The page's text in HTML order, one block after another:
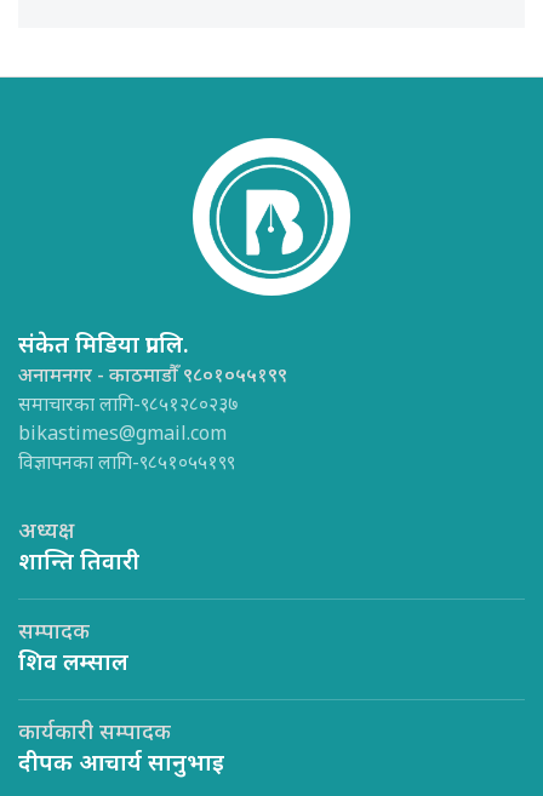
संकेत मिडिया प्रा.लि.
अनामनगर - काठमाडौँ ९८०१०५५१९९
समाचारका लागि-९८५१२८०२३७
bikastimes@gmail.com
विज्ञापनका लागि-९८५१०५५१९९
अध्यक्ष
शान्ति तिवारी
सम्पादक
शिव लम्साल
कार्यकारी सम्पादक
दीपक आचार्य सानुभाइ